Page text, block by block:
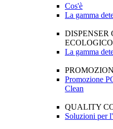
Cos'è
La gamma
ECOLOGICO
La gamma
Promozione
Clean
QUALITY
Soluzioni per